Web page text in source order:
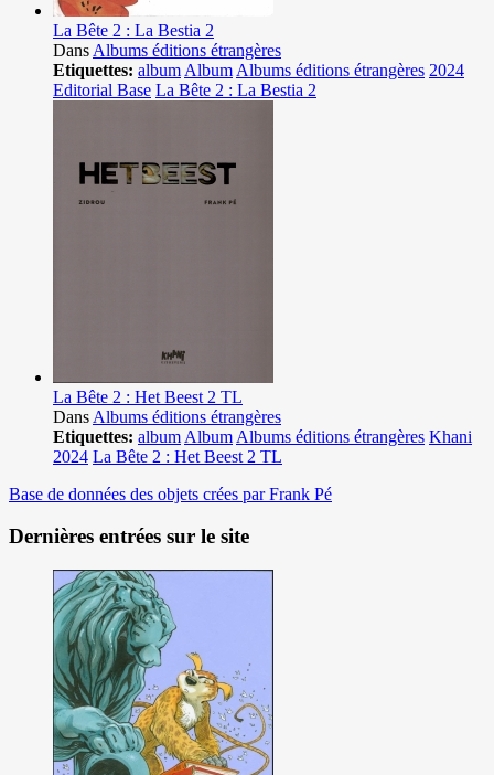
La Bête 2 : La Bestia 2
Dans Albums éditions étrangères
Etiquettes: album Album Albums éditions étrangères 2024
Editorial Base La Bête 2 : La Bestia 2
La Bête 2 : Het Beest 2 TL
Dans Albums éditions étrangères
Etiquettes: album Album Albums éditions étrangères Khani
2024 La Bête 2 : Het Beest 2 TL
Base de données des objets crées par Frank Pé
Dernières entrées sur le site